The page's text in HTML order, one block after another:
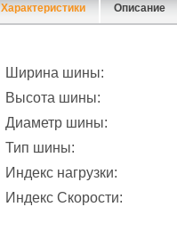
Характеристики Описание
Ширина шины:
Высота шины:
Диаметр шины:
Тип шины:
Индекс нагрузки:
Индекс Скорости: